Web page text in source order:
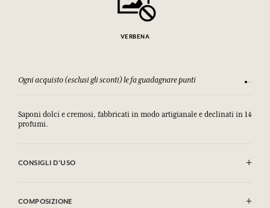
VERBENA
Ogni acquisto (esclusi gli sconti) le fa guadagnare punti
Saponi dolci e cremosi, fabbricati in modo artigianale e declinati in 14
profumi.
CONSIGLI D'USO
COMPOSIZIONE